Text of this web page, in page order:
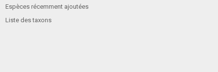
Espèces récemment ajoutées
Liste des taxons